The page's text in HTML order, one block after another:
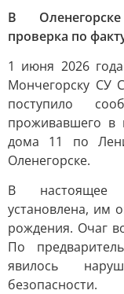
В
проверка по
1 июня 2026
Мончегорску СУ
поступило
проживавшего в
дома 11 по
Оленегорске.
В настоящее
установлена, им
рождения. Очаг
По
явилось
безопасности.